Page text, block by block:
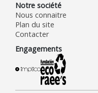
Notre société
Nous connaitre
Plan du site
Contacter
Engagements